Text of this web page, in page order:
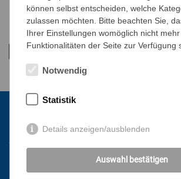
PDF-Datei: Plakat ONLINE-Umfrage
Kontakt
können selbst entscheiden, welche
zulassen möchten. Bitte beachten Sie,
Ihrer Einstellungen womöglich nicht mehr
Funktionalitäten der Seite zur Verfügung
Notwendig
Statistik
Details anzeigen/ausblenden
Auswahl bestätigen